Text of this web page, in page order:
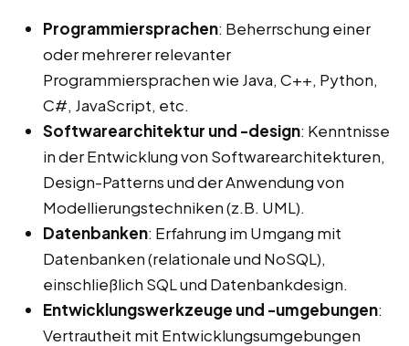
Programmiersprachen: Beherrschung einer
oder mehrerer relevanter
Programmiersprachen wie Java, C++, Python,
C#, JavaScript, etc.
Softwarearchitektur und -design: Kenntnisse
in der Entwicklung von Softwarearchitekturen,
Design-Patterns und der Anwendung von
Modellierungstechniken (z.B. UML).
Datenbanken: Erfahrung im Umgang mit
Datenbanken (relationale und NoSQL),
einschließlich SQL und Datenbankdesign.
Entwicklungswerkzeuge und -umgebungen:
Vertrautheit mit Entwicklungsumgebungen